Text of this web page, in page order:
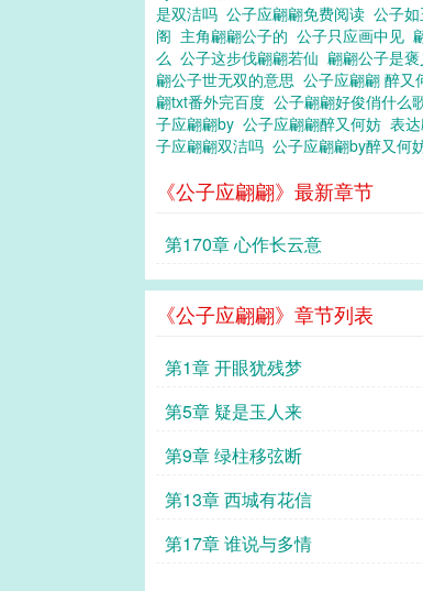
是双洁吗 公子应翩翩免费阅读 公子
阁 主角翩翩公子的 公子只应画中见
么 公子这步伐翩翩若仙 翩翩公子是
翩公子世无双的意思 公子应翩翩 醉又
翩txt番外完百度 公子翩翩好俊俏什么
子应翩翩by 公子应翩翩醉又何妨 表
子应翩翩双洁吗 公子应翩翩by醉又何
《公子应翩翩》最新章节
第170章 心作长云意
《公子应翩翩》章节列表
第1章 开眼犹残梦
第5章 疑是玉人来
第9章 绿柱移弦断
第13章 西城有花信
第17章 谁说与多情